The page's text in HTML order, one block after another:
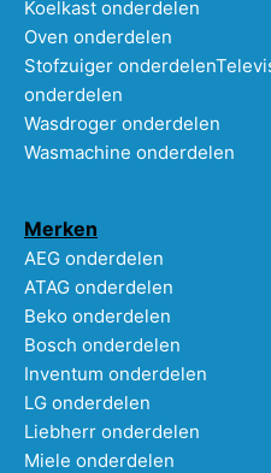
Koelkast onderdelen
Oven onderdelen
Stofzuiger onderdelen
onderdelen
Wasdroger onderdelen
Wasmachine onderdelen
Merken
AEG onderdelen
ATAG onderdelen
Beko onderdelen
Bosch onderdelen
Inventum onderdelen
LG onderdelen
Liebherr onderdelen
Miele onderdelen